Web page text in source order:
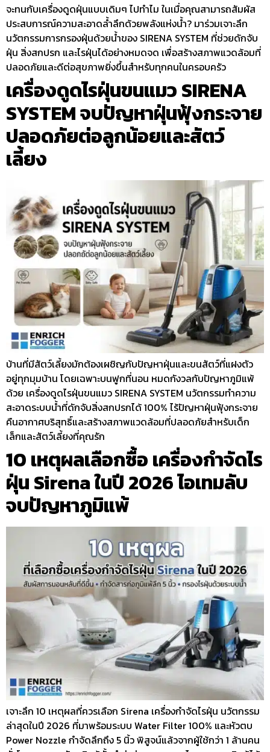
จะทนกับเครื่องดูดฝุ่นแบบเดิมๆ ไปทำไม ในเมื่อคุณสามารถสัมผัส
ประสบการณ์ความสะอาดล้ำลึกด้วยพลังแห่งน้ำ? มาร่วมเจาะลึก
นวัตกรรมการกรองฝุ่นด้วยน้ำของ SIRENA SYSTEM ที่ช่วยดักจับ
ฝุ่น สิ่งสกปรก และไรฝุ่นได้อย่างหมดจด เพื่อสร้างสภาพแวดล้อมที่
ปลอดภัยและดีต่อสุขภาพยิ่งขึ้นสำหรับทุกคนในครอบครัว
เครื่องดูดไรฝุ่นขนแมว SIRENA
SYSTEM จบปัญหาฝุ่นฟุ้งกระจาย
ปลอดภัยต่อลูกน้อยและสัตว์
เลี้ยง
บ้านที่มีสัตว์เลี้ยงมักต้องเผชิญกับปัญหาฝุ่นและขนสัตว์ที่แฝงตัว
อยู่ทุกมุมบ้าน โดยเฉพาะบนฟูกที่นอน หมดกังวลกับปัญหาภูมิแพ้
ด้วย เครื่องดูดไรฝุ่นขนแมว SIRENA SYSTEM นวัตกรรมทำความ
สะอาดระบบน้ำที่ดักจับสิ่งสกปรกได้ 100% ไร้ปัญหาฝุ่นฟุ้งกระจาย
คืนอากาศบริสุทธิ์และสร้างสภาพแวดล้อมที่ปลอดภัยสำหรับเด็ก
เล็กและสัตว์เลี้ยงที่คุณรัก
10 เหตุผลเลือกซื้อ เครื่องกำจัดไร
ฝุ่น Sirena ในปี 2026 ไอเทมลับ
จบปัญหาภูมิแพ้
เจาะลึก 10 เหตุผลที่ควรเลือก Sirena เครื่องกำจัดไรฝุ่น นวัตกรรม
ล่าสุดในปี 2026 ที่มาพร้อมระบบ Water Filter 100% และหัวตบ
Power Nozzle กำจัดลึกถึง 5 นิ้ว พิสูจน์แล้วจากผู้ใช้กว่า 1 ล้านคน